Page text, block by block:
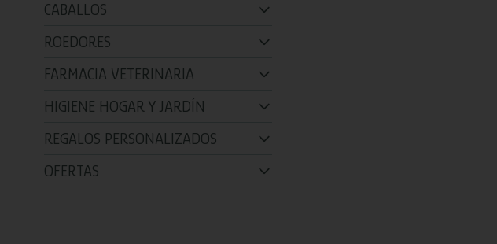
CABALLOS
ROEDORES
FARMACIA VETERINARIA
HIGIENE HOGAR Y JARDÍN
REGALOS PERSONALIZADOS
OFERTAS